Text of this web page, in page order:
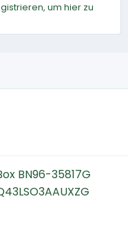
um hier zu
BN96-35817G